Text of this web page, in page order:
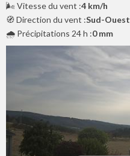
🌬️ Vitesse du vent :4 km/h
🧭 Direction du vent :Sud-Ouest
🌧️ Précipitations 24 h :0 mm